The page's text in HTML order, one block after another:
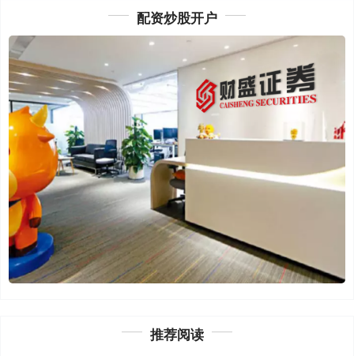
配资炒股开户
推荐阅读